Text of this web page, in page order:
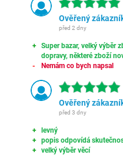
Ověřený
před 2 dny
Super bazar, velký výběr
dopravy, některé zboží
Nemám co bych napsal
Ověřený
před 3 dny
levný
popis odpovídá
velký výběr věcí